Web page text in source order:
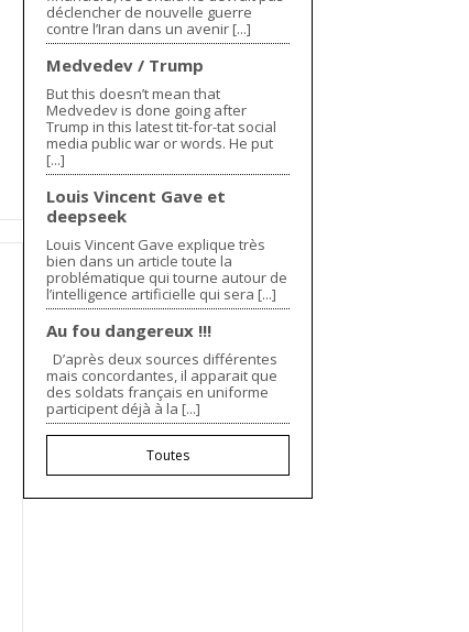
déclencher de nouvelle guerre
contre l’Iran dans un avenir [...]
Medvedev / Trump
But this doesn’t mean that
Medvedev is done going after
Trump in this latest tit-for-tat social
media public war or words. He put
[...]
Louis Vincent Gave et
deepseek
Louis Vincent Gave explique très
bien dans un article toute la
problématique qui tourne autour de
l’intelligence artificielle qui sera [...]
Au fou dangereux !!!
D’après deux sources différentes
mais concordantes, il apparait que
des soldats français en uniforme
participent déjà à la [...]
Toutes